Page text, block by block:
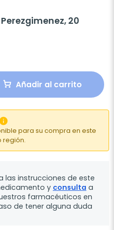
20
Añadir al carrito
para su compra en este
región.
las instrucciones de este
y consulta a
farmacéuticos en
de tener alguna duda